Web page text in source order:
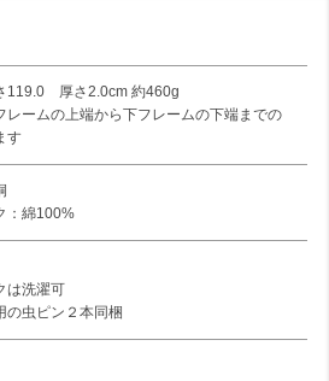
厚さ2.0cm 約460g
ームの上端から下フレームの下端までの
す
：綿100%
は洗濯可
の虫ピン２本同梱